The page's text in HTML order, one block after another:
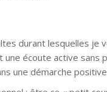
durant lesquelles je
écoute active sans
une démarche